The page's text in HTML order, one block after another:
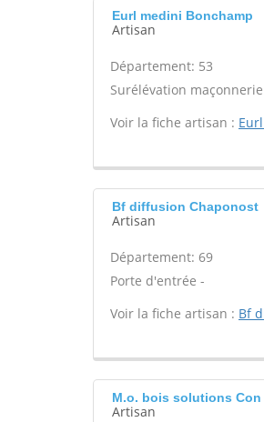
Eurl medini Bonchamp
Artisan
Département: 53
Surélévation
Voir la fiche artisan :
Bf diffusion Chaponost
Artisan
Département: 69
Porte d'entrée -
Voir la fiche artisan : Bf
M.o. bois solutions Con
Artisan